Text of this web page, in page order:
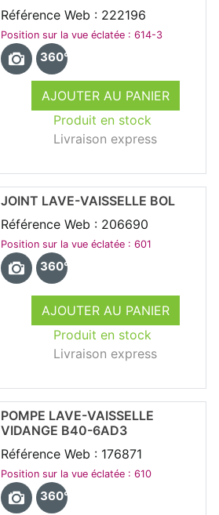
AJOUTER AU PANIER
Produit en stock
Livraison express
Référence Web : 222196
Position sur la vue éclatée : 614-3
360°
AJOUTER AU PANIER
Produit en stock
Livraison express
JOINT LAVE-VAISSELLE BOL
Référence Web : 206690
Position sur la vue éclatée : 601
360°
POMPE LAVE-VAISSELLE
VIDANGE B40-6AD3
Référence Web : 176871
Position sur la vue éclatée : 610
360°